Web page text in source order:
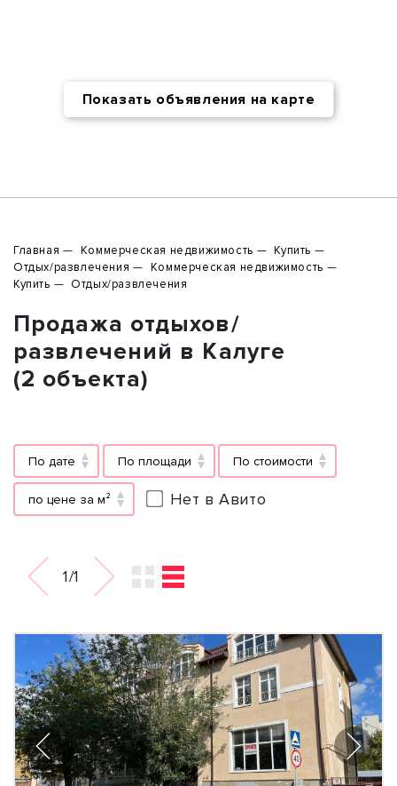
Показать объявления на карте
Главная Коммерческая недвижимость
Купить
Отдых/развлечения
Коммерческая недвижимость
Купить
Отдых/развлечения
Продажа отдыхов/
развлечений в Калуге
(2 объекта)
По дате По площади По стоимости
по цене за м² Нет в Авито
1/1